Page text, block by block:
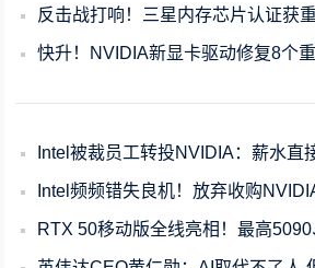
反击战打响！三星内存芯片认证获重大进展：有望很快
快升！NVIDIA新显卡驱动修复8个重大
Intel被裁员工转投NVIDIA：薪水直接
Intel频频错失良机！放弃收购NVIDIA、拒绝
RTX 50移动版全线亮相！最高5090、